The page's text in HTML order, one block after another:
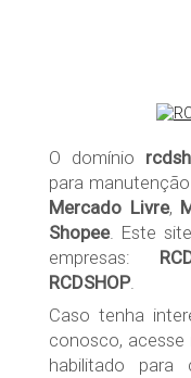
O domínio
para
Mercado Livre,
Shopee. Este
empresas:
RCDSHOP.
Caso tenha
conosco, acesse
habilitado para